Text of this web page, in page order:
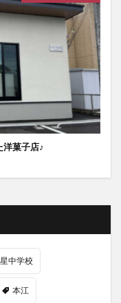
洋菓子店♪
中学校
本江